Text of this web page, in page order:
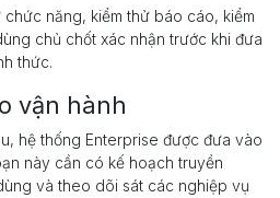
năng, kiểm thử báo cáo, kiểm
chủ chốt xác nhận trước khi đưa
thức.
vận hành
hệ thống Enterprise được đưa vào
này cần có kế hoạch truyền
và theo dõi sát các nghiệp vụ